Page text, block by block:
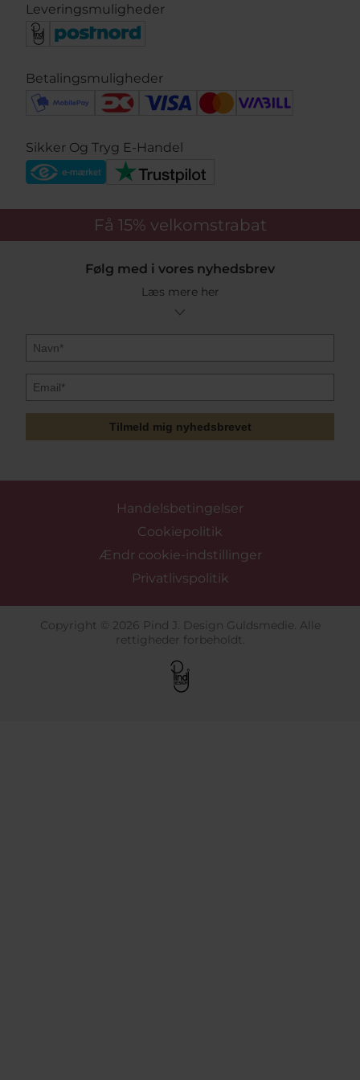
Leveringsmuligheder
Betalingsmuligheder
Sikker Og Tryg E-Handel
Få 15% velkomstrabat
Følg med i vores nyhedsbrev
Læs mere her
Tilmeld mig nyhedsbrevet
Handelsbetingelser
Cookiepolitik
Ændr cookie-indstillinger
Privatlivspolitik
Copyright © 2026 Pind J. Design Guldsmedie. Alle
rettigheder forbeholdt.